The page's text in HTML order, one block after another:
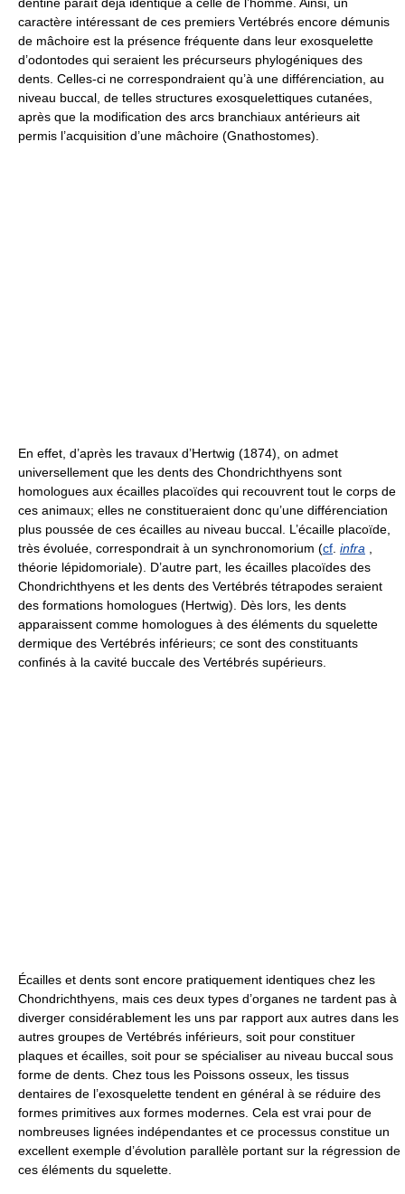
caractère intéressant de ces premiers Vertébrés encore démunis
de mâchoire est la présence fréquente dans leur exosquelette
d’odontodes qui seraient les précurseurs phylogéniques des
dents. Celles-ci ne correspondraient qu’à une différenciation, au
niveau buccal, de telles structures exosquelettiques cutanées,
après que la modification des arcs branchiaux antérieurs ait
permis l’acquisition d’une mâchoire (Gnathostomes).
En effet, d’après les travaux d’Hertwig (1874), on admet
universellement que les dents des Chondrichthyens sont
homologues aux écailles placoïdes qui recouvrent tout le corps de
ces animaux; elles ne constitueraient donc qu’une différenciation
plus poussée de ces écailles au niveau buccal. L’écaille placoïde,
très évoluée, correspondrait à un synchronomorium (cf infra
théorie lépidomoriale). D’autre part, les écailles placoïdes des
Chondrichthyens et les dents des Vertébrés tétrapodes seraient
des formations homologues (Hertwig). Dès lors, les dents
apparaissent comme homologues à des éléments du squelette
dermique des Vertébrés inférieurs; ce sont des constituants
confinés à la cavité buccale des Vertébrés supérieurs.
Écailles et dents sont encore pratiquement identiques chez les
Chondrichthyens, mais ces deux types d’organes ne tardent pas à
diverger considérablement les uns par rapport aux autres dans les
autres groupes de Vertébrés inférieurs, soit pour constituer
plaques et écailles, soit pour se spécialiser au niveau buccal sous
forme de dents. Chez tous les Poissons osseux, les tissus
dentaires de l’exosquelette tendent en général à se réduire des
formes primitives aux formes modernes. Cela est vrai pour de
nombreuses lignées indépendantes et ce processus constitue un
excellent exemple d’évolution parallèle portant sur la régression de
ces éléments du squelette.